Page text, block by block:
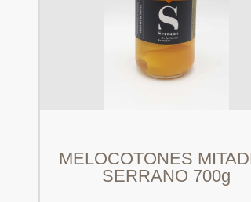
MELOCOTONES
SERRANO 700g